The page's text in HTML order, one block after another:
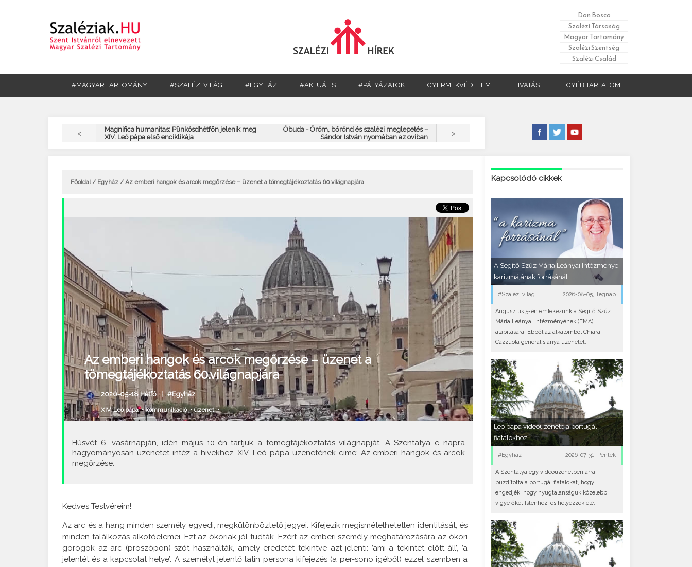
Don Bosco
Szalézi Társaság
Magyar Tartomány
Szalézi Szentség
Szalézi Család
#MAGYAR TARTOMÁNY #SZALÉZI VILÁG #EGYHÁZ #AKTUÁLIS #PÁLYÁZATOK GYERMEKVÉDELEM HIVATÁS EGYÉB TARTALOM
<
Magnifica humanitas: Pünkösdhétfőn jelenik meg
XIV. Leó pápa első enciklikája
Óbuda - Öröm, bőrönd és szalézi meglepetés –
Sándor István nyomában az oviban
>
Főoldal/ Egyház / Az emberi hangok és arcok megőrzése – üzenet a tömegtájékoztatás 60.világnapjára
Az emberi hangok és arcok megőrzése – üzenet a
tömegtájékoztatás 60.világnapjára
2026-05-18 Hétfő |#Egyház
XIV. Leó pápa• kommunikáció• üzenet•
Húsvét 6. vasárnapján, idén május 10-én tartjuk a tömegtájékoztatás világnapját. A Szentatya e napra
hagyományosan üzenetet intéz a hívekhez. XIV. Leó pápa üzenetének címe: Az emberi hangok és arcok
megőrzése.
Kedves Testvéreim!
Az arc és a hang minden személy egyedi, megkülönböztető jegyei. Kifejezik megismételhetetlen identitását, és
minden találkozás alkotóelemei. Ezt az ókoriak jól tudták. Ezért az emberi személy meghatározására az ókori
görögök az arc (proszópon) szót használták, amely eredetét tekintve azt jelenti: ’ami a tekintet előtt áll’, ’a
jelenlét és a kapcsolat helye’. A személyt jelentő latin persona kifejezés (a per-sono igéből) ezzel szemben a
Kapcsolódó cikkek
A Segítő Szűz Mária Leányai Intézménye
karizmájának forrásánál
#Szalézi világ 2026-08-05, Tegnap
Augusztus 5-én emlékezünk a Segítő Szűz
Mária Leányai Intézményének (FMA)
alapítására. Ebből az alkalomból Chiara
Cazzuola generális anya üzenetet..
Leó pápa videóüzenete a portugál
fiatalokhoz
#Egyház 2026-07-31, Péntek
A Szentatya egy videóüzenetben arra
buzdította a portugál fiatalokat, hogy
engedjék, hogy nyugtalanságuk közelebb
vigye őket Istenhez, és helyezzék elé..